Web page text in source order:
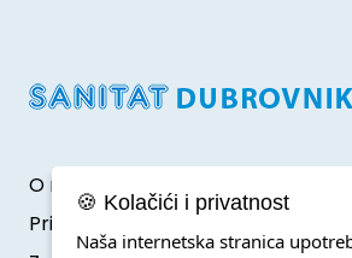
O nama
Pristup informacijama
🍪 Kolačići i privatnost
Naša internetska stranica